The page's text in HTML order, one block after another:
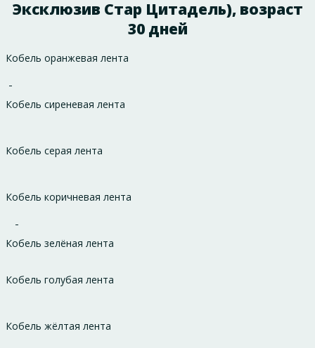
Эксклюзив Стар Цитадель), возраст
30 дней
Кобель оранжевая лента
Кобель сиреневая лента
Кобель серая лента
Кобель коричневая лента
Кобель зелёная лента
Кобель голубая лента
Кобель жёлтая лента